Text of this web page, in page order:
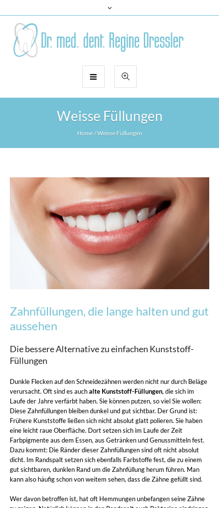
Weisse Füllungen
Home /Weisse Füllungen
Zahnfüllungen, die lange halten und gut
aussehen
Die bessere Alternative zu einfachen Kunststoff-
Füllungen
Dunkle Flecken auf den Schneidezähnen werden nicht nur durch Beläge
verursacht. Oft sind es auchalte Kunststoff-Füllungen, die sich im
Laufe der Jahre verfärbt haben. Sie können putzen, so viel Sie wollen:
Diese Zahnfüllungen bleiben dunkel und gut sichtbar. Der Grund ist:
Frühere Kunststoffe ließen sich nicht absolut glatt polieren. Sie haben
eine leicht raue Oberfläche. Dort setzen sich im Laufe der Zeit
Farbpigmente aus dem Essen, aus Getränken und Genussmitteln fest.
Dazu kommt: Die Ränder dieser Zahnfüllungen sind oft nicht absolut
dicht. Im Randspalt setzen sich ebenfalls Farbstoffe fest, die zu einem
gut sichtbaren, dunklen Rand um die Zahnfüllung herum führen. Man
kann also häufig schon von weitem sehen, dass die Zähne gefüllt sind.
Wer davon betroffen ist, hat oft Hemmungen unbefangen seine Zähne